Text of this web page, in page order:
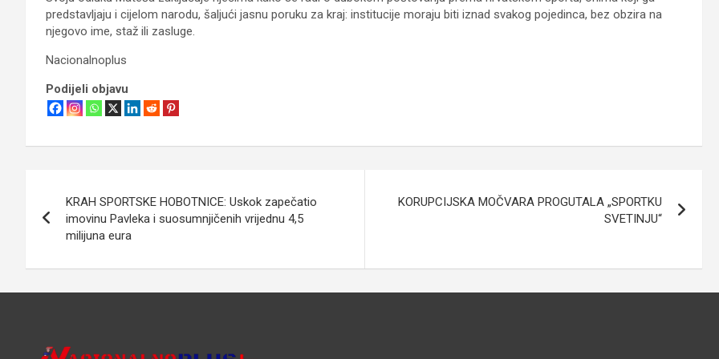
predstavljaju i cijelom narodu, šaljući jasnu poruku za kraj: institucije moraju biti iznad svakog pojedinca, bez obzira na
njegovo ime, staž ili zasluge.
Nacionalnoplus
Podijeli objavu
objava
KRAH SPORTSKE HOBOTNICE: Uskok zapečatio
imovinu Pavleka i suosumnjičenih vrijednu 4,5
milijuna eura
KORUPCIJSKA MOČVARA PROGUTALA „SPORTKU
SVETINJU“